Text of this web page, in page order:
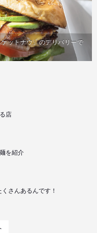
ットナウ」のデリバリーで
店
を紹介
さんあるんです！